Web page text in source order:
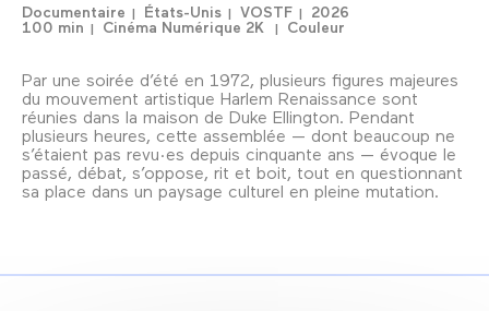
Documentaire États-Unis VOSTF
2026
100 min
Cinéma Numérique 2K Couleur
Par une soirée d’été en 1972, plusieurs figures majeures
du mouvement artistique Harlem Renaissance sont
réunies dans la maison de Duke Ellington. Pendant
plusieurs heures, cette assemblée — dont beaucoup ne
s’étaient pas revu·es depuis cinquante ans — évoque le
passé, débat, s’oppose, rit et boit, tout en questionnant
sa place dans un paysage culturel en pleine mutation.